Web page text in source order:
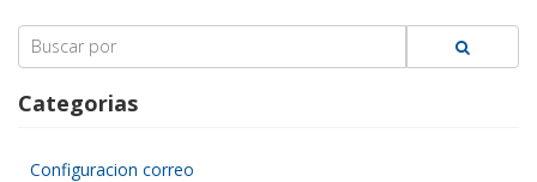
Search
for:
Categorias
Configuracion correo